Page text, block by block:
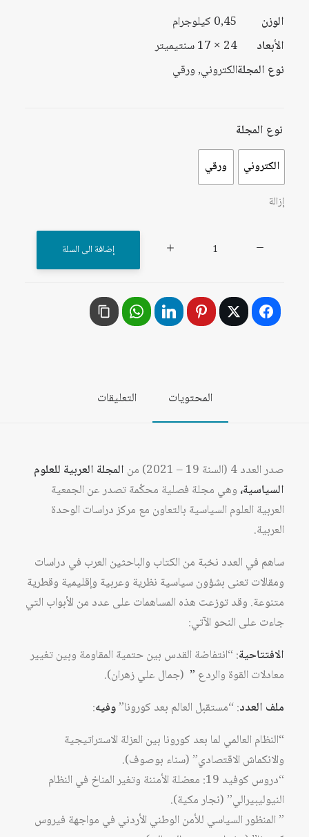
الوزن
0,45 كيلوجرام
الأبعاد
24 × 17 سنتيميتر
نوع المجلةالكتروني, ورقي
نوع المجلة
الكتروني ورقي
إزالة
للعلوم
السياسية
إضافة الى السلة
المحتويات التعليقات
صدر العدد 4 (السنة 19 – 2021) من
المجلة العربية للعلوم
السياسية، وهي مجلة فصلية محكّمة تصدر عن الجمعية
العربية العلوم السياسية بالتعاون مع مركز دراسات الوحدة
العربية.
ساهم في العدد نخبة من الكتاب والباحثين العرب في دراسات
ومقالات تعنى بشؤون سياسية نظرية وعربية وإقليمية وقطرية
متنوعة. وقد توزعت هذه المساهمات على عدد من الأبواب التي
جاءت على النحو الآتي:
الافتتاحية: “انتفاضة القدس بين حتمية المقاومة وبين تغيير
معادلات القوة والردع ” (جمال علي زهران).
ملف العدد: “مستقبل العالم بعد كورونا”وفيه:
“النظام العالمي لما بعد كورونا بين العزلة الاستراتيجية
والانكماش الاقتصادي” (سناء بوصوف).
“دروس كوفيد 19: معضلة الأمننة وتغير المناخ في النظام
النيوليبيرالي” (نجار مكية).
” المنظور السياسي للأمن الوطني الأردني في مواجهة فيروس